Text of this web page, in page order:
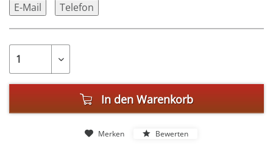
E-Mail Telefon
In den Warenkorb
Merken Bewerten